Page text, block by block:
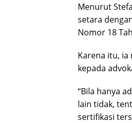
Menurut
setara
Nomor 18
Karena itu,
kepada
“Bila hanya
lain tidak,
sertifikasi